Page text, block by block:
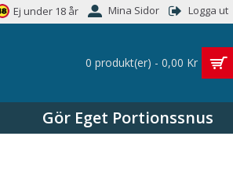
Ej under 18 år Mina Sidor Logga ut
0 produkt(er) - 0,00 Kr
Gör Eget Portionssnus